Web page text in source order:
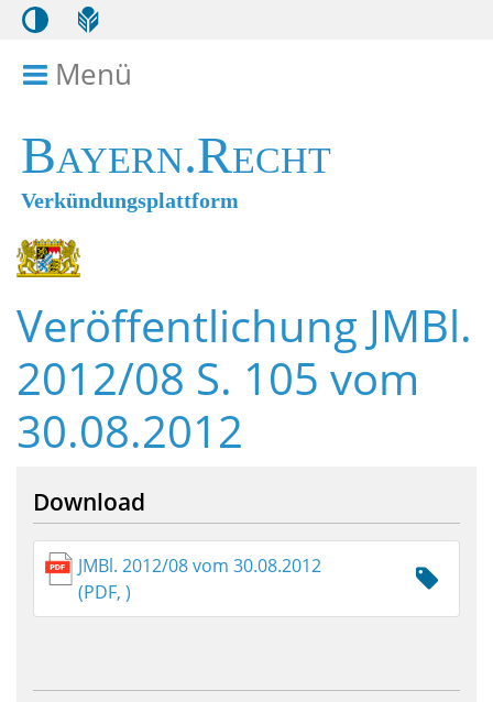
Menü
Bayern.Recht
Verkündungsplattform
Veröffentlichung JMBl.
2012/08 S. 105 vom
30.08.2012
Download
JMBl. 2012/08 vom 30.08.2012
(PDF, )